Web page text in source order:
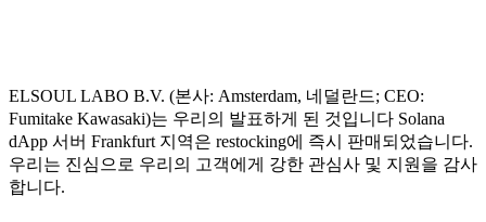
ELSOUL LABO B.V. (본사: Amsterdam, 네덜란드; CEO:
Fumitake Kawasaki)는 우리의 발표하게 된 것입니다 Solana
dApp 서버 Frankfurt 지역은 restocking에 즉시 판매되었습니다.
우리는 진심으로 우리의 고객에게 강한 관심사 및 지원을 감사
합니다.